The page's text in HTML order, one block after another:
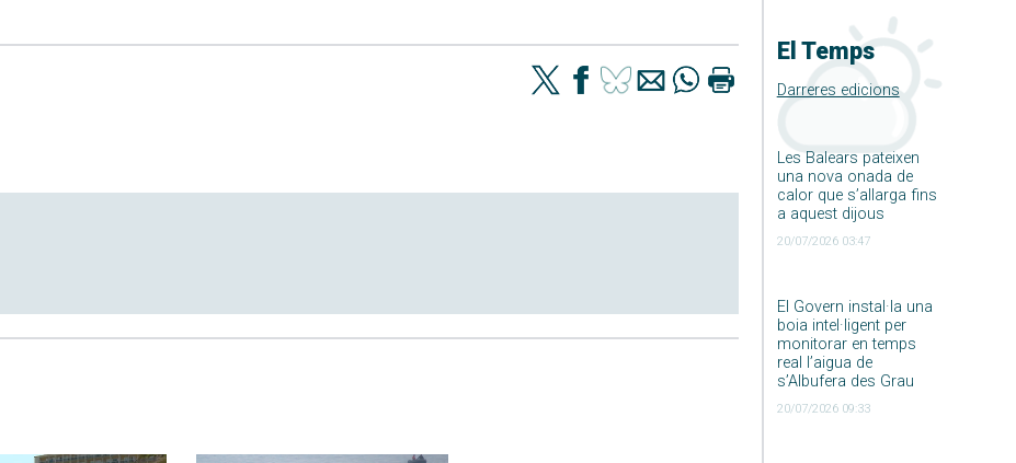
El Temps
Darreres edicions
Les Balears pateixen
una nova onada de
calor que s’allarga fins
a aquest dijous
20/07/2026 03:47
El Govern instal·la una
boia intel·ligent per
monitorar en temps
real l’aigua de
s’Albufera des Grau
20/07/2026 09:33